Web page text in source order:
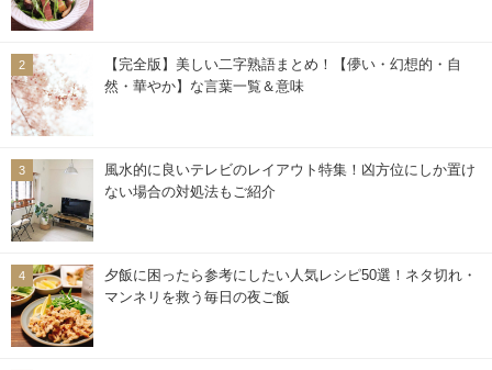
【完全版】美しい二字熟語まとめ！【儚い・幻想的・自
然・華やか】な言葉一覧＆意味
風水的に良いテレビのレイアウト特集！凶方位にしか置け
ない場合の対処法もご紹介
夕飯に困ったら参考にしたい人気レシピ50選！ネタ切れ・
マンネリを救う毎日の夜ご飯